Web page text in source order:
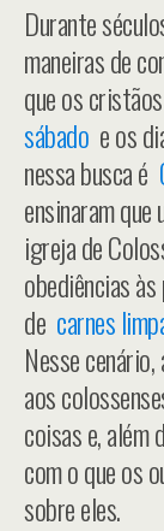
Durante
maneiras de
que os
sábado e os
nessa busca é
ensinaram
igreja de
obediências
de carnes
Nesse
aos
coisas e, além
com o que os
sobre eles.